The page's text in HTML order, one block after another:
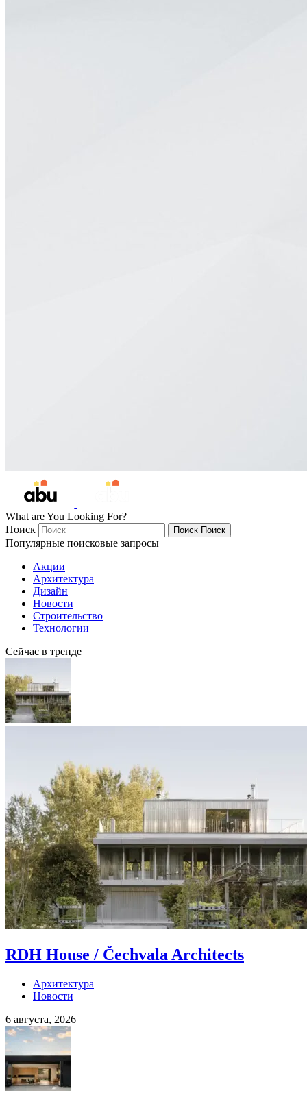
What are You Looking For?
Поиск
Поиск Поиск
Популярные поисковые запросы
Акции
Архитектура
Дизайн
Новости
Строительство
Технологии
Сейчас в тренде
RDH House / Čechvala Architects
Архитектура
Новости
6 августа, 2026